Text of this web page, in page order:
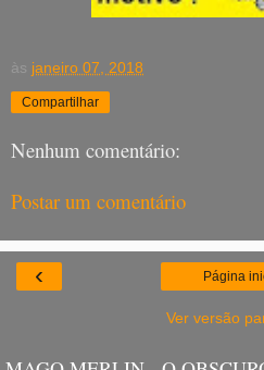
às janeiro 07, 2018
Compartilhar
Nenhum comentário:
Postar um comentário
‹ Página
Ver versão